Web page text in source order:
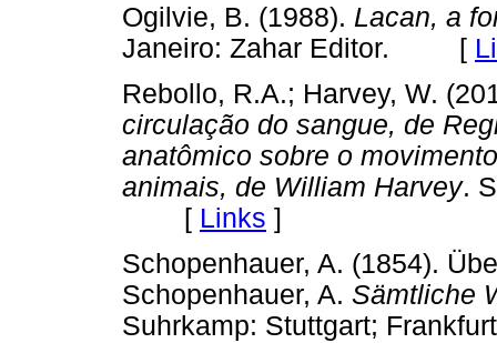
Ogilvie, B. (1988). Lacan, a
Janeiro: Zahar Editor. [
Rebollo, R.A.; Harvey, W.
circulação do sangue, de
anatômico sobre o
animais, de William Harvey.
[ Links ]
Schopenhauer, A. (1854).
Schopenhauer, A. Sämtliche
Suhrkamp: Stuttgart;